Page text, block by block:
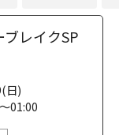
ブレイクSP
日)
01:00